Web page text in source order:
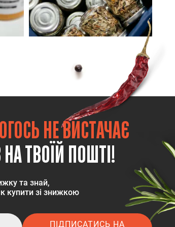
НЕ ВИСТАЧАЄ
ТВОЇЙ ПОШТІ!
та знай,
купити зі знижкою
ПІДПИСАТИСЬ НА